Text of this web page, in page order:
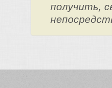
получить,